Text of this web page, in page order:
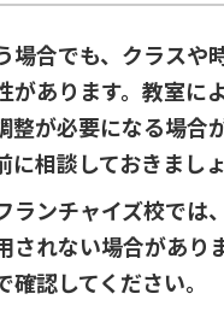
場合でも、クラスや
があります。教室に
整が必要になる場合
に相談しておきましょ
ランチャイズ校では
されない場合があり
確認してください。